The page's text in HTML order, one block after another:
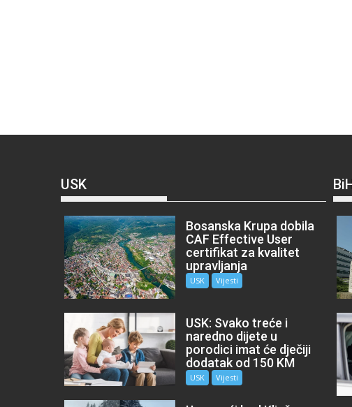
USK
Bosanska Krupa dobila
CAF Effective User
certifikat za kvalitet
upravljanja
USK Vijesti
USK: Svako treće i
naredno dijete u
porodici imat će dječiji
dodatak od 150 KM
USK Vijesti